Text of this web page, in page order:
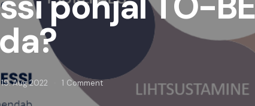
19. Aug 2022 1 Comment